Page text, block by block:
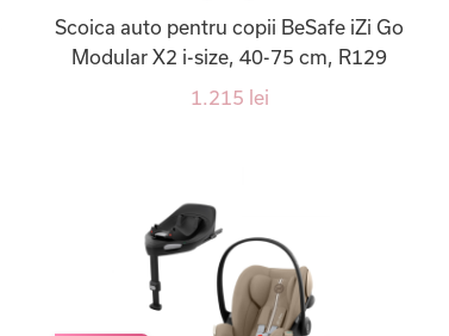
Scoica auto pentru copii BeSafe iZi Go
Modular X2 i-size, 40-75 cm, R129
1.215 lei